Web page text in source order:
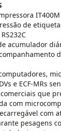
de
acumulador
e ECF-MRs
que
com
com
pesagens